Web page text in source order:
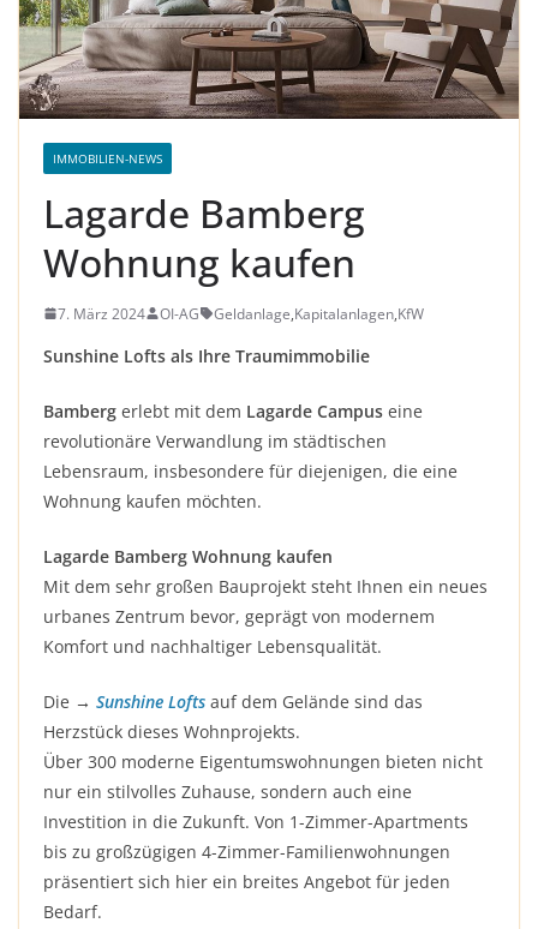
IMMOBILIEN-NEWS
Lagarde Bamberg
Wohnung kaufen
7. März 2024 OI-AG Geldanlage,Kapitalanlagen,KfW
Sunshine Lofts als Ihre Traumimmobilie
Bamberg erlebt mit dem Lagarde Campus eine
revolutionäre Verwandlung im städtischen
Lebensraum, insbesondere für diejenigen, die eine
Wohnung kaufen möchten.
Lagarde Bamberg Wohnung kaufen
Mit dem sehr großen Bauprojekt steht Ihnen ein neues
urbanes Zentrum bevor, geprägt von modernem
Komfort und nachhaltiger Lebensqualität.
Die → Sunshine Lofts auf dem Gelände sind das
Herzstück dieses Wohnprojekts.
Über 300 moderne Eigentumswohnungen bieten nicht
nur ein stilvolles Zuhause, sondern auch eine
Investition in die Zukunft. Von 1-Zimmer-Apartments
bis zu großzügigen 4-Zimmer-Familienwohnungen
präsentiert sich hier ein breites Angebot für jeden
Bedarf.